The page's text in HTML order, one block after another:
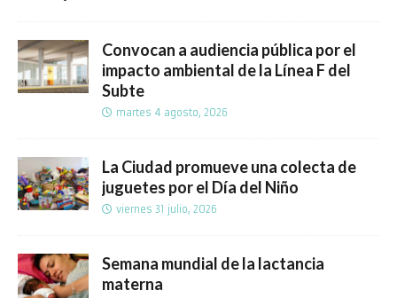
Convocan a audiencia pública por el
impacto ambiental de la Línea F del
Subte
martes 4 agosto, 2026
La Ciudad promueve una colecta de
juguetes por el Día del Niño
viernes 31 julio, 2026
Semana mundial de la lactancia
materna